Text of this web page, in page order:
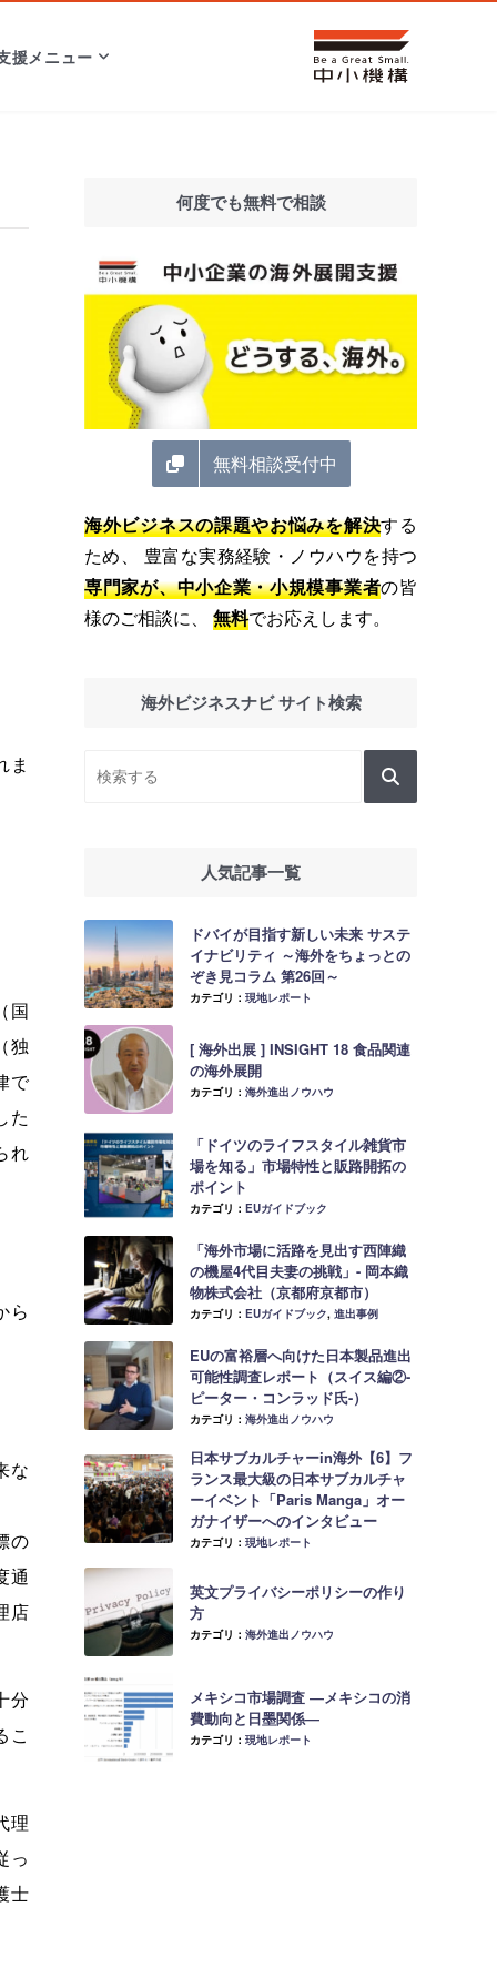
援メニュー
ま
国
独
で
た
れ
ら
な
の
通
店
分
こ
理
っ
士
何度でも無料で相談
無料相談受付中
海外ビジネスの課題やお悩みを解決する
ため、 豊富な実務経験・ノウハウを持つ
専門家が、中小企業・小規模事業者の皆
様のご相談に、 無料でお応えします。
海外ビジネスナビ サイト検索
人気記事一覧
ドバイが目指す新しい未来 サステ
イナビリティ ～海外をちょっとの
ぞき見コラム 第26回～
カテゴリ： 現地レポート
[ 海外出展 ] INSIGHT 18 食品関連
の海外展開
カテゴリ： 海外進出ノウハウ
「ドイツのライフスタイル雑貨市
場を知る」市場特性と販路開拓の
ポイント
カテゴリ： EUガイドブック
「海外市場に活路を見出す西陣織
の機屋4代目夫妻の挑戦」- 岡本織
物株式会社（京都府京都市）
カテゴリ： EUガイドブック, 進出事例
EUの富裕層へ向けた日本製品進出
可能性調査レポート（スイス編②-
ピーター・コンラッド氏-）
カテゴリ： 海外進出ノウハウ
日本サブカルチャーin海外【6】フ
ランス最大級の日本サブカルチャ
ーイベント「Paris Manga」オー
ガナイザーへのインタビュー
カテゴリ： 現地レポート
英文プライバシーポリシーの作り
方
カテゴリ： 海外進出ノウハウ
メキシコ市場調査 ―メキシコの消
費動向と日墨関係―
カテゴリ： 現地レポート